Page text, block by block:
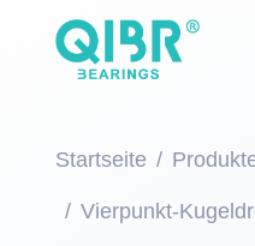
Startseite
Vierpunkt-